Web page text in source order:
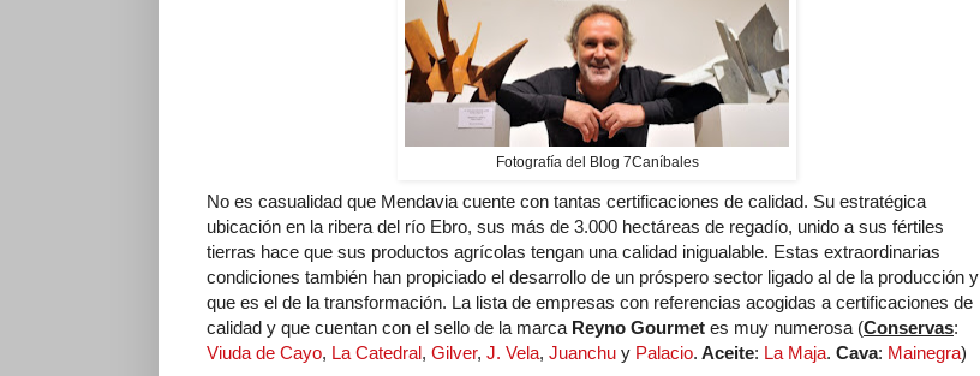
Fotografía del Blog 7Caníbales
No es casualidad que Mendavia cuente con tantas certificaciones de calidad. Su estratégica
ubicación en la ribera del río Ebro, sus más de 3.000 hectáreas de regadío, unido a sus fértiles
tierras hace que sus productos agrícolas tengan una calidad inigualable. Estas extraordinarias
condiciones también han propiciado el desarrollo de un próspero sector ligado al de la producción y
que es el de la transformación. La lista de empresas con referencias acogidas a certificaciones de
calidad y que cuentan con el sello de la marca Reyno Gourmet es muy numerosa (Conservas:
Viuda de Cayo, La Catedral, Gilver, J. Vela, Juanchu y Palacio. Aceite: La Maja. Cava: Mainegra)